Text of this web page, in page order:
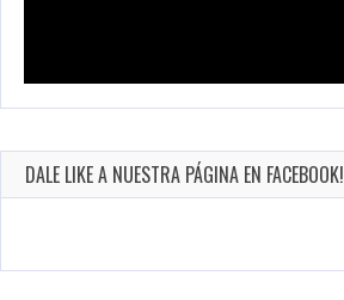
DALE LIKE A NUESTRA PÁGINA EN FACEBOOK!